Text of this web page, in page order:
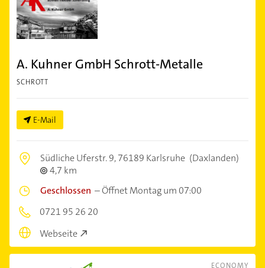
A. Kuhner GmbH Schrott-Metalle
SCHROTT
E-Mail
Südliche Uferstr. 9,76189 Karlsruhe (Daxlanden)
4,7 km
Geschlossen –Öffnet Montag um 07:00
0721 95 26 20
Webseite
ECONOMY